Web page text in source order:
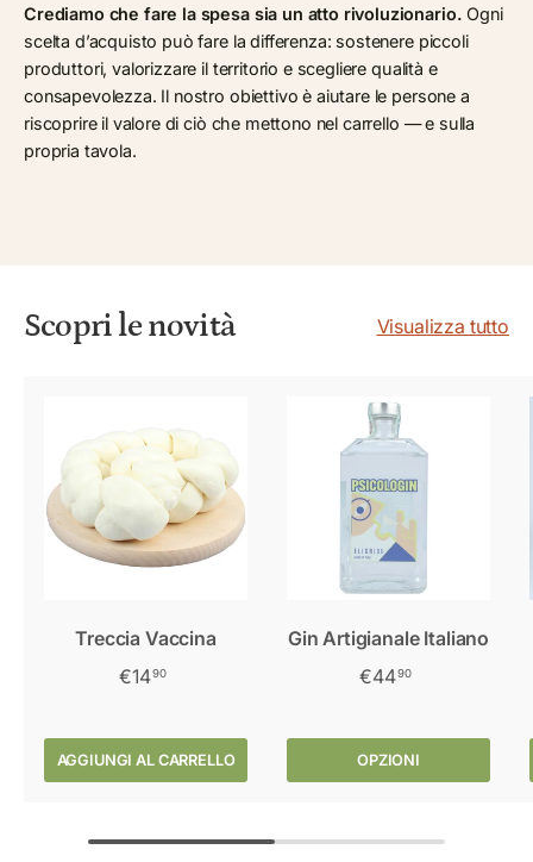
Crediamo che fare la spesa sia un atto rivoluzionario.Ogni
scelta d’acquisto può fare la differenza: sostenere piccoli
produttori, valorizzare il territorio e scegliere qualità e
consapevolezza. Il nostro obiettivo è aiutare le persone a
riscoprire il valore di ciò che mettono nel carrello — e sulla
propria tavola.
Scopri le novità Visualizza tutto
Treccia Vaccina
€1490
AGGIUNGI AL CARRELLO
Gin Artigianale Italiano
€4490
OPZIONI